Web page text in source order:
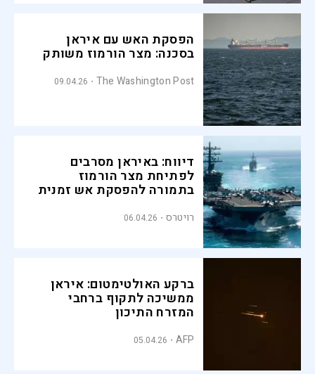
הפסקת האש עם איראן
בסכנה: מצר הורמוז משותק
The Washington Post
09.04.26
דיווח: באיראן מסרבים
לפתיחת מצר הורמוז
בתמורה להפסקת אש זמנית
רויטרס 06.04.26
ברקע האולטימטום: איראן
ממשיכה לתקוף ברחבי
המזרח התיכון
AFP
05.04.26